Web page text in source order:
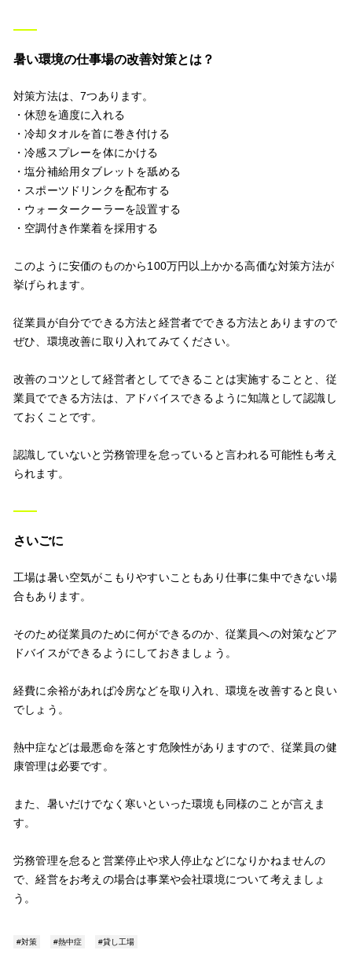
暑い環境の仕事場の改善対策とは？
対策方法は、7つあります。
・休憩を適度に入れる
・冷却タオルを首に巻き付ける
・冷感スプレーを体にかける
・塩分補給用タブレットを舐める
・スポーツドリンクを配布する
・ウォータークーラーを設置する
・空調付き作業着を採用する
このように安価のものから100万円以上かかる高価な対策方法が
挙げられます。
従業員が自分でできる方法と経営者でできる方法とありますので
ぜひ、環境改善に取り入れてみてください。
改善のコツとして経営者としてできることは実施することと、従
業員でできる方法は、アドバイスできるように知識として認識し
ておくことです。
認識していないと労務管理を怠っていると言われる可能性も考え
られます。
さいごに
工場は暑い空気がこもりやすいこともあり仕事に集中できない場
合もあります。
そのため従業員のために何ができるのか、従業員への対策などア
ドバイスができるようにしておきましょう。
経費に余裕があれば冷房などを取り入れ、環境を改善すると良い
でしょう。
熱中症などは最悪命を落とす危険性がありますので、従業員の健
康管理は必要です。
また、暑いだけでなく寒いといった環境も同様のことが言えま
す。
労務管理を怠ると営業停止や求人停止などになりかねませんの
で、経営をお考えの場合は事業や会社環境について考えましょ
う。
#対策 #熱中症 #貸し工場